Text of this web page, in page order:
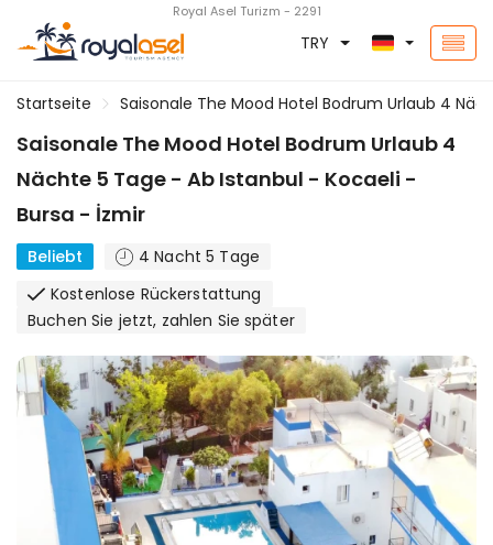
Royal Asel Turizm - 2291
TRY
Startseite Saisonale The Mood Hotel Bodrum Urlaub 4
Saisonale The Mood Hotel Bodrum Urlaub 4
Nächte 5 Tage - Ab Istanbul - Kocaeli -
Bursa - İzmir
Beliebt
4 Nacht 5 Tage
Kostenlose Rückerstattung
Buchen Sie jetzt, zahlen Sie später